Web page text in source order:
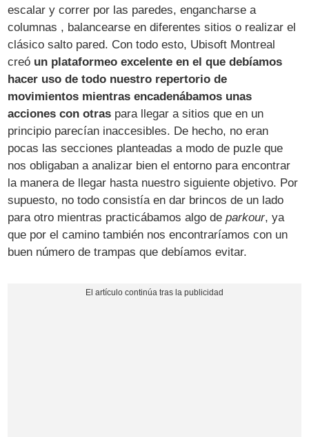
escalar y correr por las paredes, engancharse a
columnas , balancearse en diferentes sitios o realizar el
clásico salto pared. Con todo esto, Ubisoft Montreal
creó un plataformeo excelente en el que debíamos
hacer uso de todo nuestro repertorio de
movimientos mientras encadenábamos unas
acciones con otras para llegar a sitios que en un
principio parecían inaccesibles. De hecho, no eran
pocas las secciones planteadas a modo de puzle que
nos obligaban a analizar bien el entorno para encontrar
la manera de llegar hasta nuestro siguiente objetivo. Por
supuesto, no todo consistía en dar brincos de un lado
para otro mientras practicábamos algo deparkour, ya
que por el camino también nos encontraríamos con un
buen número de trampas que debíamos evitar.